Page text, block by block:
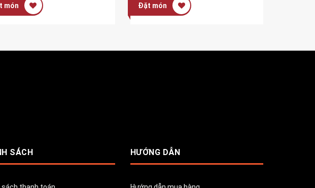
món Đặt món
SÁCH HƯỚNG DẪN